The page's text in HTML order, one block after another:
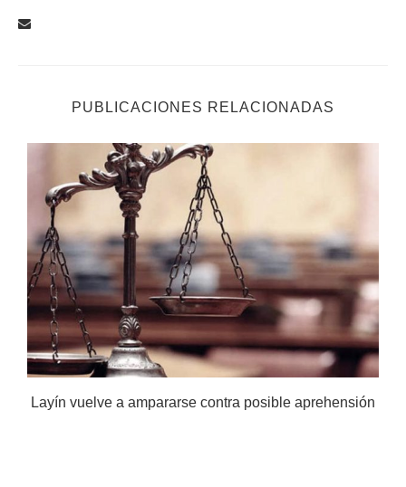
PUBLICACIONES RELACIONADAS
Layín vuelve a ampararse contra posible aprehensión